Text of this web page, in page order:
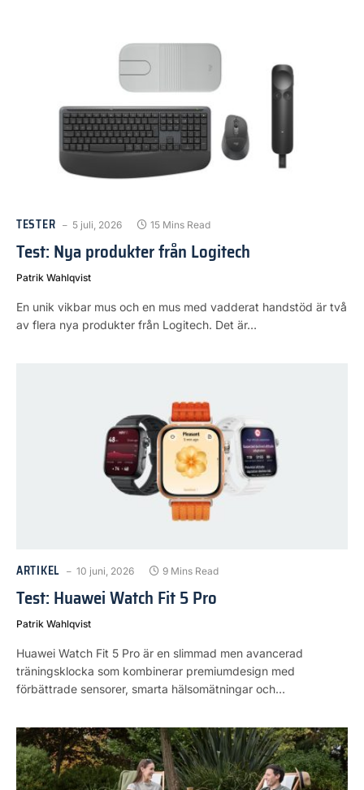
TESTER 5 juli, 2026 15 Mins Read
Test: Nya produkter från Logitech
Patrik Wahlqvist
En unik vikbar mus och en mus med vadderat handstöd är två
av flera nya produkter från Logitech. Det är…
ARTIKEL 10 juni, 2026 9 Mins Read
Test: Huawei Watch Fit 5 Pro
Patrik Wahlqvist
Huawei Watch Fit 5 Pro är en slimmad men avancerad
träningsklocka som kombinerar premiumdesign med
förbättrade sensorer, smarta hälsomätningar och…